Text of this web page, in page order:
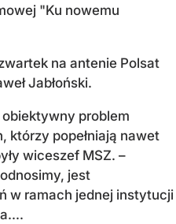
"Ku nowemu
na antenie Polsat
Jabłoński.
problem
którzy popełniają nawet
wiceszef MSZ. –
jest
w ramach jednej instytucji